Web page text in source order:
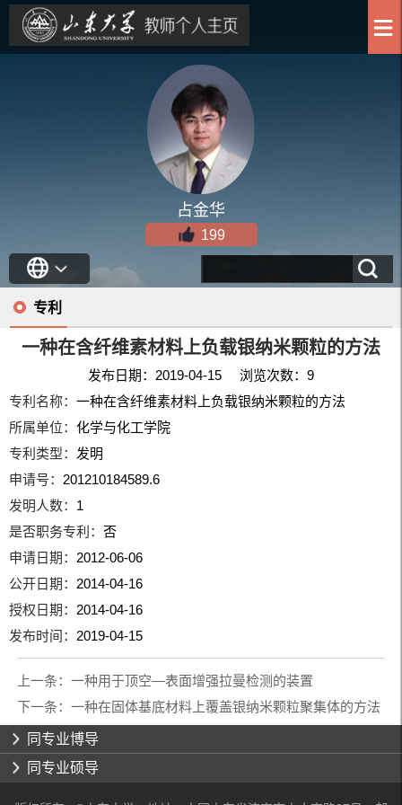
占金华
199
专利
一种在含纤维素材料上负载银纳米颗粒的方法
发布日期：2019-04-15 浏览次数： 9
专利名称：一种在含纤维素材料上负载银纳米颗粒的方法
所属单位：化学与化工学院
专利类型： 发明
申请号： 201210184589.6
发明人数： 1
是否职务专利：否
申请日期： 2012-06-06
公开日期： 2014-04-16
授权日期： 2014-04-16
发布时间： 2019-04-15
上一条： 一种用于顶空—表面增强拉曼检测的装置
下一条： 一种在固体基底材料上覆盖银纳米颗粒聚集体的方法
同专业博导
同专业硕导